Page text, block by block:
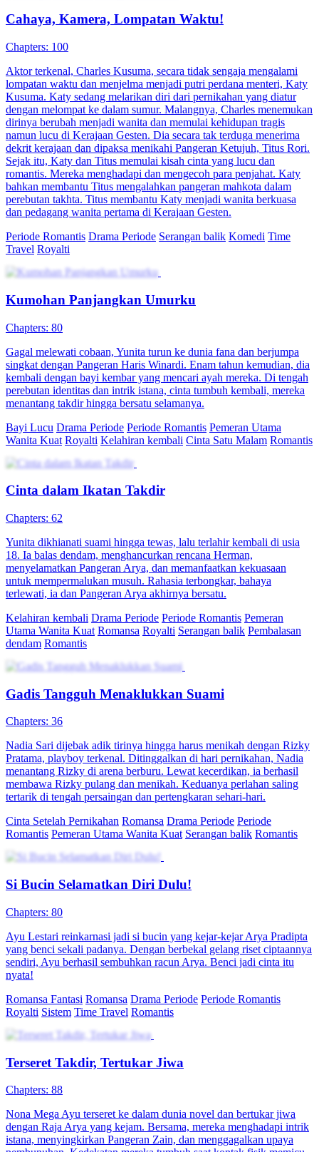
Cahaya, Kamera, Lompatan Waktu!
Chapters: 100
Aktor terkenal, Charles Kusuma, secara tidak sengaja mengalami
lompatan waktu dan menjelma menjadi putri perdana menteri, Katy
Kusuma. Katy sedang melarikan diri dari pernikahan yang diatur
dengan melompat ke dalam sumur. Malangnya, Charles menemukan
dirinya berubah menjadi wanita dan memulai kehidupan tragis
namun lucu di Kerajaan Gesten. Dia secara tak terduga menerima
dekrit kerajaan dan dipaksa menikahi Pangeran Ketujuh, Titus Rori.
Sejak itu, Katy dan Titus memulai kisah cinta yang lucu dan
romantis. Mereka menghadapi dan mengecoh para penjahat. Katy
bahkan membantu Titus mengalahkan pangeran mahkota dalam
perebutan takhta. Titus membantu Katy menjadi wanita berkuasa
dan pedagang wanita pertama di Kerajaan Gesten.
Periode Romantis Drama Periode Serangan balik Komedi Time
Travel Royalti
Kumohan Panjangkan Umurku
Chapters: 80
Gagal melewati cobaan, Yunita turun ke dunia fana dan berjumpa
singkat dengan Pangeran Haris Winardi. Enam tahun kemudian, dia
kembali dengan bayi kembar yang mencari ayah mereka. Di tengah
perebutan identitas dan intrik istana, cinta tumbuh kembali, mereka
menantang takdir hingga bersatu selamanya.
Bayi Lucu Drama Periode Periode Romantis Pemeran Utama
Wanita Kuat Royalti Kelahiran kembali Cinta Satu Malam Romantis
Cinta dalam Ikatan Takdir
Chapters: 62
Yunita dikhianati suami hingga tewas, lalu terlahir kembali di usia
18. Ia balas dendam, menghancurkan rencana Herman,
menyelamatkan Pangeran Arya, dan memanfaatkan kekuasaan
untuk mempermalukan musuh. Rahasia terbongkar, bahaya
terlewati, ia dan Pangeran Arya akhirnya bersatu.
Kelahiran kembali Drama Periode Periode Romantis Pemeran
Utama Wanita Kuat Romansa Royalti Serangan balik Pembalasan
dendam Romantis
Gadis Tangguh Menaklukkan Suami
Chapters: 36
Nadia Sari dijebak adik tirinya hingga harus menikah dengan Rizky
Pratama, playboy terkenal. Ditinggalkan di hari pernikahan, Nadia
menantang Rizky di arena berburu. Lewat kecerdikan, ia berhasil
membawa Rizky pulang dan menikah. Keduanya perlahan saling
tertarik di tengah persaingan dan pertengkaran sehari-hari.
Cinta Setelah Pernikahan Romansa Drama Periode Periode
Romantis Pemeran Utama Wanita Kuat Serangan balik Romantis
Si Bucin Selamatkan Diri Dulu!
Chapters: 80
Ayu Lestari reinkarnasi jadi si bucin yang kejar-kejar Arya Pradipta
yang benci sekali padanya. Dengan berbekal gelang riset ciptaannya
sendiri, Ayu berhasil sembuhkan racun Arya. Benci jadi cinta itu
nyata!
Romansa Fantasi Romansa Drama Periode Periode Romantis
Royalti Sistem Time Travel Romantis
Terseret Takdir, Tertukar Jiwa
Chapters: 88
Nona Mega Ayu terseret ke dalam dunia novel dan bertukar jiwa
dengan Raja Arya yang kejam. Bersama, mereka menghadapi intrik
istana, menyingkirkan Pangeran Zain, dan menggagalkan upaya